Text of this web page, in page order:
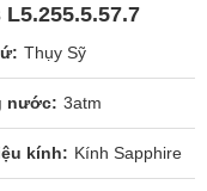
Thụy Sỹ
nước 3atm
kính Kính Sapphire